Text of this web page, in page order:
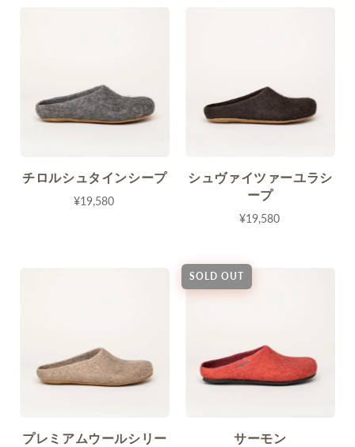
チロルシュタインシープ
¥19,580
シュヴァイツァーユラシ
ープ
¥19,580
プレミアムウールシリー
SOLD OUT
サーモン